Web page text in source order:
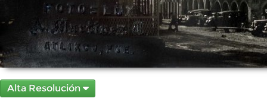
Alta Resolución